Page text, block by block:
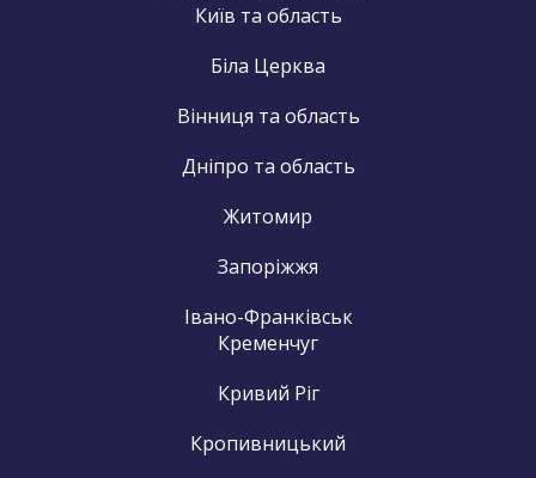
Київ та область
Біла Церква
Вінниця та область
Дніпро та область
Житомир
Запоріжжя
Івано-Франківськ
Кременчуг
Кривий Ріг
Кропивницький